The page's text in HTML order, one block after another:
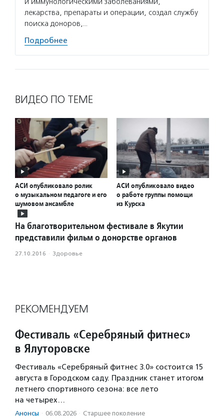
лекарства, препараты и операции, создал службу
поиска доноров,…
Подробнее
ВИДЕО ПО ТЕМЕ
АСИ опубликовало ролик
о музыкальном педагоге и его
шумовом ансамбле
АСИ опубликовало видео
о работе группы помощи
из Курска
На благотворительном фестивале в Якутии
представили фильм о донорстве органов
27.10.2016 · Здоровье
РЕКОМЕНДУЕМ
Фестиваль «Серебряный фитнес»
в Ялуторовске
Фестиваль «Серебряный фитнес 3.0» состоится 15
августа в Городском саду. Праздник станет итогом
летнего спортивного сезона: все лето
на четырех…
Анонсы · 06.08.2026 · Старшее поколение